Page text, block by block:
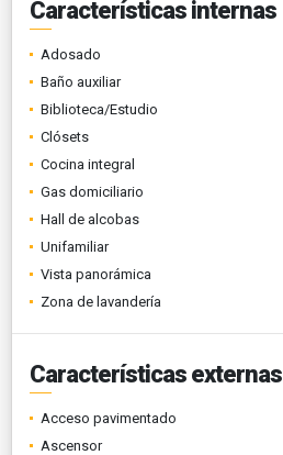
Características internas
Adosado
Baño auxiliar
Biblioteca/Estudio
Clósets
Cocina integral
Gas domiciliario
Hall de alcobas
Unifamiliar
Vista panorámica
Zona de lavandería
Características externas
Acceso pavimentado
Ascensor